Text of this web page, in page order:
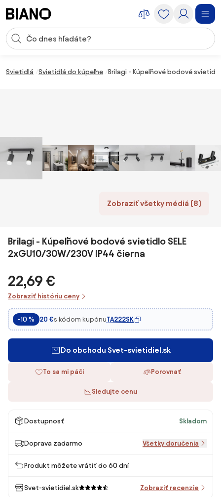
Vstup pre vyhľadávanie
Svietidlá Svietidlá do kúpeľne Brilagi - Kúpeľňové bodové
Zobraziť všetky médiá (8)
Brilagi - Kúpeľňové bodové svietidlo SELE
2xGU10/30W/230V IP44 čierna
22,69 €
Zobraziť históriu ceny
-10 % 20 €s kódom kupónuTA222SK
Do obchodu Svet-svietidiel.sk
To sa mi páči Porovnať
Sledujte cenu
Dostupnosť Skladom
Doprava zadarmo Všetky doručenia
Produkt môžete vrátiť do 60 dní
Svet-svietidiel.sk Zobraziť recenzie